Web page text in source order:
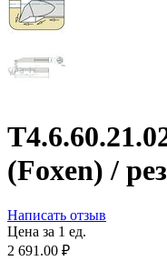
(Foxen) /
Написать отзыв
Цена за 1 ед.
2 691.00 ₽